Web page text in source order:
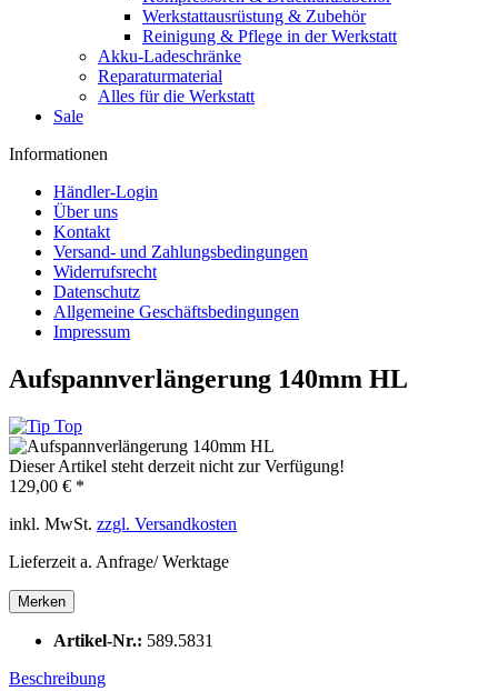
Werkstattausrüstung & Zubehör
Reinigung & Pflege in der Werkstatt
Akku-Ladeschränke
Reparaturmaterial
Alles für die Werkstatt
Sale
Informationen
Händler-Login
Über uns
Kontakt
Versand- und Zahlungsbedingungen
Widerrufsrecht
Datenschutz
Allgemeine Geschäftsbedingungen
Impressum
Aufspannverlängerung 140mm HL
Dieser Artikel steht derzeit nicht zur Verfügung!
129,00 € *
inkl. MwSt. zzgl. Versandkosten
Lieferzeit a. Anfrage/ Werktage
Merken
Artikel-Nr.: 589.5831
Beschreibung